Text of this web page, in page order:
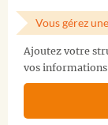
Vous gérez
Ajoutez votre
vos informations